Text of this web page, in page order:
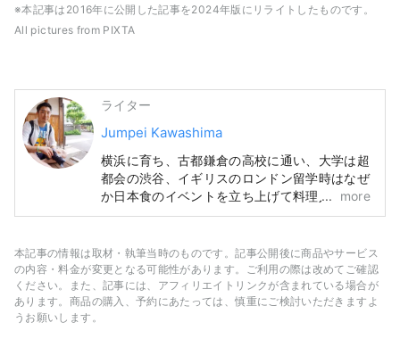
※本記事は2016年に公開した記事を2024年版にリライトしたものです。
All pictures from PIXTA
ライター
Jumpei Kawashima
横浜に育ち、古都鎌倉の高校に通い、大学は超
都会の渋谷、イギリスのロンドン留学時はなぜ
か日本食のイベントを立ち上げて料理人、現在
はライターをしている未熟者です。 ブログ：
more
本記事の情報は取材・執筆当時のものです。記事公開後に商品やサービス
の内容・料金が変更となる可能性があります。ご利用の際は改めてご確認
ください。また、記事には、アフィリエイトリンクが含まれている場合が
あります。商品の購入、予約にあたっては、慎重にご検討いただきますよ
うお願いします。